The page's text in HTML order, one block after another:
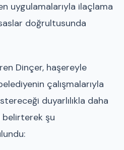
uygulamalarıyla ilaçlama
doğrultusunda
Dinçer, haşereyle
çalışmalarıyla
duyarlılıkla daha
şu